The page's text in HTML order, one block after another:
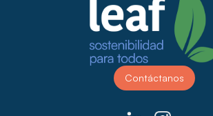
Contáctanos